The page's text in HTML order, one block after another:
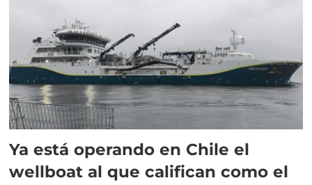
Ya está operando en Chile el
wellboat al que califican como el